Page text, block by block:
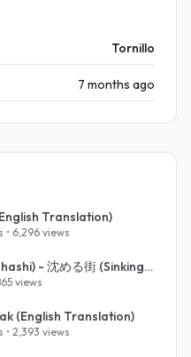
Tornillo
7 months ago
Translation)
• 6,296 views
倉橋ヨエコ (Yoeko Kurahashi) - 沈める街 (Sinking Town) (Romanized)
views
(English Translation)
• 2,393 views